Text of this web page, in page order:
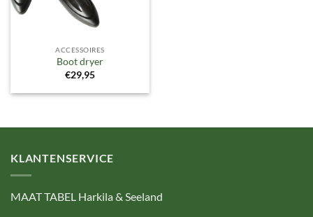
ACCESSOIRES
Boot dryer
€29,95
KLANTENSERVICE
MAAT TABEL Harkila & Seeland